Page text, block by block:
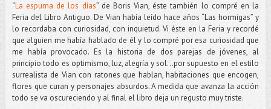
“La espuma de los días” de Boris Vian, éste también lo compré en la
Feria del Libro Antiguo. De Vian había leído hace años “Las hormigas” y
lo recordaba con curiosidad, con inquietud. Vi éste en la Feria y recordé
que alguien me había hablado de él y lo compré por esa curiosidad que
me había provocado. Es la historia de dos parejas de jóvenes, al
principio todo es optimismo, luz, alegría y sol...por supuesto en el estilo
surrealista de Vian con ratones que hablan, habitaciones que encogen,
flores que curan y personajes absurdos. A medida que avanza la acción
todo se va oscureciendo y al final el libro deja un regusto muy triste.